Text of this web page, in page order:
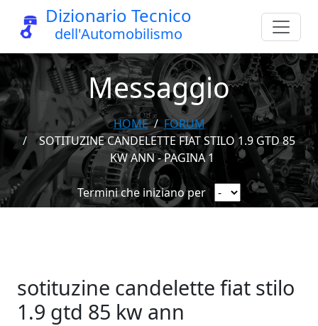
Dizionario Tecnico
dell'Automobilismo
Messaggio
HOME
FORUM
SOTITUZINE CANDELETTE FIAT STILO 1.9 GTD 85
KW ANN - PAGINA 1
Termini che iniziano per
sotituzine candelette fiat stilo
1.9 gtd 85 kw ann